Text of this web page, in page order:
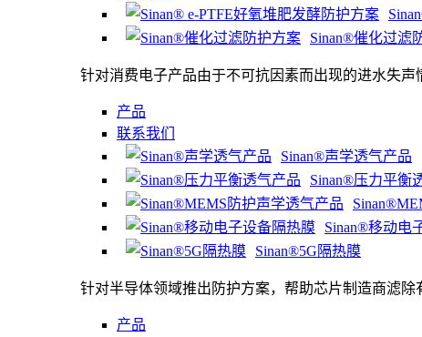
Sinan®催化过滤
针对消费电子产品由于不可抗因素而出现的进水失
产品
联系我们
Sinan®声学透气产品
Sinan®压力平衡
Sinan®移动电
Sinan®5G隔热膜
针对半导体领域推出防护方案，帮助芯片制造商滤
产品